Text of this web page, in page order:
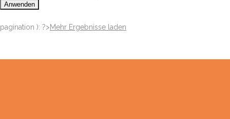
Anwenden
pagination ): ?>Mehr Ergebnisse laden